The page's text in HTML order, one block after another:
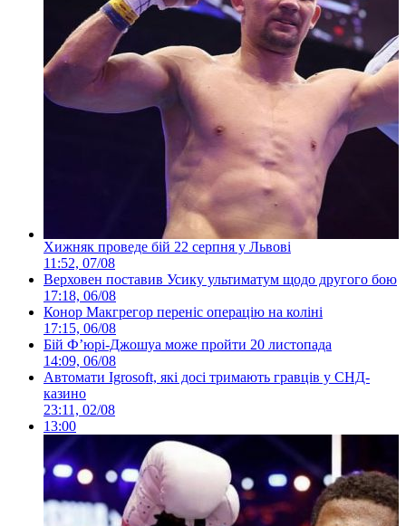
Хижняк проведе бій 22 серпня у Львові
11:52, 07/08
Верховен поставив Усику ультиматум щодо другого бою
17:18, 06/08
Конор Макгрегор переніс операцію на коліні
17:15, 06/08
Бій Ф’юрі-Джошуа може пройти 20 листопада
14:09, 06/08
Автомати Igrosoft, які досі тримають гравців у СНД-
казино
23:11, 02/08
13:00